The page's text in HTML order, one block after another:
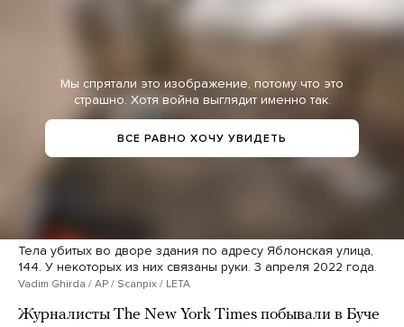
Мы спрятали это изображение, потому что это
страшно. Хотя война выглядит именно так.
ВСЕ РАВНО ХОЧУ УВИДЕТЬ
Тела убитых во дворе здания по адресу Яблонская улица,
144. У некоторых из них связаны руки. 3 апреля 2022 года.
Vadim Ghirda / AP / Scanpix / LETA
Журналисты The New York Times побывали в Буче